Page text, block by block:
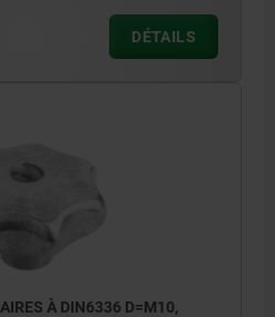
DÉTAILS
À DIN6336 D=M10,